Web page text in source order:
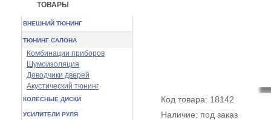
ТОВАРЫ
ВНЕШНИЙ ТЮНИНГ
ТЮНИНГ САЛОНА
Комбинации приборов
Шумоизоляция
Доводчики дверей
Акустический тюнинг
КОЛЕСНЫЕ ДИСКИ
УСИЛИТЕЛИ РУЛЯ
Код товара: 18142
Наличие: под заказ